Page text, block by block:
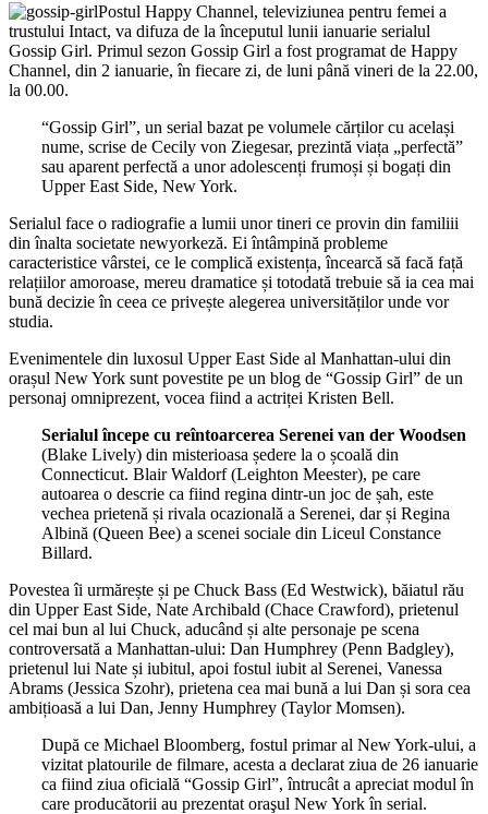
Postul Happy Channel, televiziunea pentru femei a
trustului Intact, va difuza de la începutul lunii ianuarie serialul
Gossip Girl. Primul sezon Gossip Girl a fost programat de Happy
Channel, din 2 ianuarie, în fiecare zi, de luni până vineri de la 22.00,
la 00.00.
“Gossip Girl”, un serial bazat pe volumele cărților cu același
nume, scrise de Cecily von Ziegesar, prezintă viața „perfectă”
sau aparent perfectă a unor adolescenți frumoși și bogați din
Upper East Side, New York.
Serialul face o radiografie a lumii unor tineri ce provin din familiii
din înalta societate newyorkeză. Ei întâmpină probleme
caracteristice vârstei, ce le complică existența, încearcă să facă față
relațiilor amoroase, mereu dramatice și totodată trebuie să ia cea mai
bună decizie în ceea ce privește alegerea universităților unde vor
studia.
Evenimentele din luxosul Upper East Side al Manhattan-ului din
orașul New York sunt povestite pe un blog de “Gossip Girl” de un
personaj omniprezent, vocea fiind a actriței Kristen Bell.
Serialul începe cu reîntoarcerea Serenei van der Woodsen
(Blake Lively) din misterioasa ședere la o școală din
Connecticut. Blair Waldorf (Leighton Meester), pe care
autoarea o descrie ca fiind regina dintr-un joc de șah, este
vechea prietenă și rivala ocazională a Serenei, dar și Regina
Albină (Queen Bee) a scenei sociale din Liceul Constance
Billard.
Povestea îi urmărește și pe Chuck Bass (Ed Westwick), băiatul rău
din Upper East Side, Nate Archibald (Chace Crawford), prietenul
cel mai bun al lui Chuck, aducând și alte personaje pe scena
controversată a Manhattan-ului: Dan Humphrey (Penn Badgley),
prietenul lui Nate și iubitul, apoi fostul iubit al Serenei, Vanessa
Abrams (Jessica Szohr), prietena cea mai bună a lui Dan și sora cea
ambițioasă a lui Dan, Jenny Humphrey (Taylor Momsen).
După ce Michael Bloomberg, fostul primar al New York-ului, a
vizitat platourile de filmare, acesta a declarat ziua de 26 ianuarie
ca fiind ziua oficială “Gossip Girl”, întrucât a apreciat modul în
care producătorii au prezentat oraşul New York în serial.